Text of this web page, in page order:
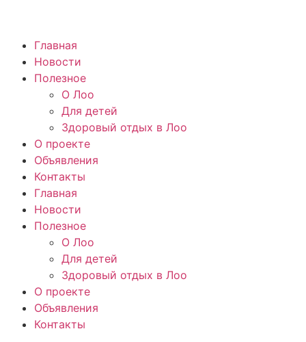
Главная
Новости
Полезное
О Лоо
Для детей
Здоровый отдых в Лоо
О проекте
Объявления
Контакты
Главная
Новости
Полезное
О Лоо
Для детей
Здоровый отдых в Лоо
О проекте
Объявления
Контакты